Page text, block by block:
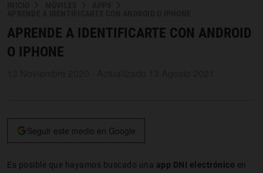
APRENDE A IDENTIFICARTE CON ANDROID
O IPHONE
Seguir este medio en Google
Es posible que hayamos buscado una app DNI electrónico en